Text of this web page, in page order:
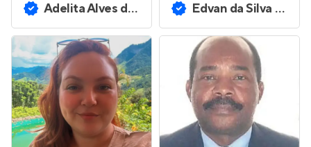
Adelita Alves dos Santos Edvan da Silva Santos